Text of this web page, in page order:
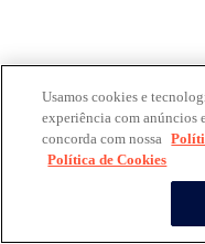
Usamos cookies e
experiência com anúncios
concorda com nossa
Política de Cookies